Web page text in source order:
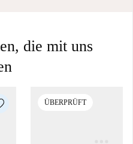
die mit uns
ÜBERPRÜFT